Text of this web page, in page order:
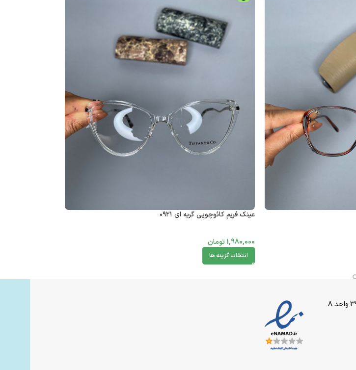
عینک فریم کائوچویی گربه ای ۰۹۲۱
1,980,000تومان
انتخاب گزینه ها